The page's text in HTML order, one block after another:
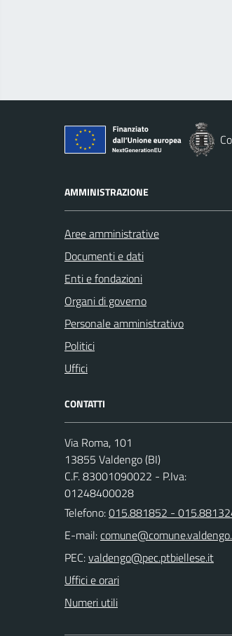
AMMINISTRAZIONE
Aree amministrative
Documenti e dati
Enti e fondazioni
Organi di governo
Personale amministrativo
Politici
Uffici
CONTATTI
Via Roma, 101
13855 Valdengo (BI)
C.F. 83001090022 - P.Iva:
01248400028
Telefono:015.881852 -
E-mail:
PEC:
Uffici e orari
Numeri utili